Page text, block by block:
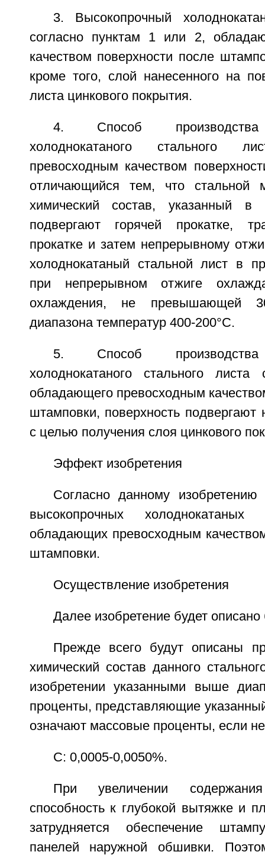
3. Высокопрочный
согласно пунктам 1 или 2,
качеством поверхности после
кроме того, слой нанесенного на
листа цинкового покрытия.
4. Способ производства
холоднокатаного стального
превосходным качеством
отличающийся тем, что стальной
химический состав, указанный
подвергают горячей прокатке,
прокатке и затем непрерывному
холоднокатаный стальной лист в
при непрерывном отжиге
охлаждения, не превышающей
диапазона температур 400-200°С.
5. Способ производства
холоднокатаного стального листа
обладающего превосходным
штамповки, поверхность подвергают
с целью получения слоя цинкового
Эффект изобретения
Согласно данному
высокопрочных
обладающих превосходным
штамповки.
Осуществление изобретения
Далее изобретение будет
Прежде всего будут описаны
химический состав данного
изобретении указанными выше
проценты, представляющие
означают массовые проценты, если
С: 0,0005-0,0050%.
При увеличении
способность к глубокой вытяжке и
затрудняется обеспечение
панелей наружной обшивки.